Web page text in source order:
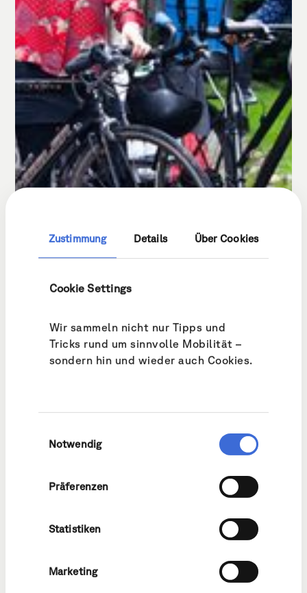
Zustimmung Details Über Cookies
Cookie Settings
Wir sammeln nicht nur Tipps und
Tricks rund um sinnvolle Mobilität –
sondern hin und wieder auch Cookies.
Notwendig
Präferenzen
Statistiken
Marketing
Teilen à la Unter-Grundhof